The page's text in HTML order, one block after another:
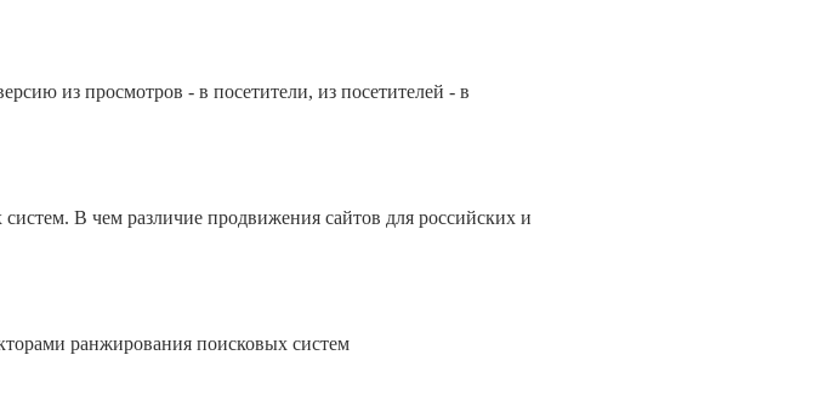
из просмотров - в посетители, из посетителей - в
В чем различие продвижения сайтов для российских и
ранжирования поисковых систем